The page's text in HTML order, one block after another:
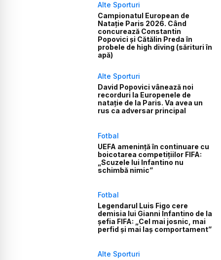
Alte Sporturi
Campionatul European de
Natație Paris 2026. Când
concurează Constantin
Popovici și Cătălin Preda în
probele de high diving (sărituri în
apă)
Alte Sporturi
David Popovici vânează noi
recorduri la Europenele de
natație de la Paris. Va avea un
rus ca adversar principal
Fotbal
UEFA amenință în continuare cu
boicotarea competițiilor FIFA:
„Scuzele lui Infantino nu
schimbă nimic”
Fotbal
Legendarul Luis Figo cere
demisia lui Gianni Infantino de la
șefia FIFA: „Cel mai josnic, mai
perfid și mai laș comportament”
Alte Sporturi